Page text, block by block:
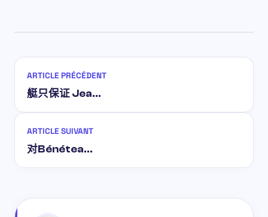
ARTICLE PRÉCÉDENT
艇只保证 Jea…
ARTICLE SUIVANT
对Bénétea…